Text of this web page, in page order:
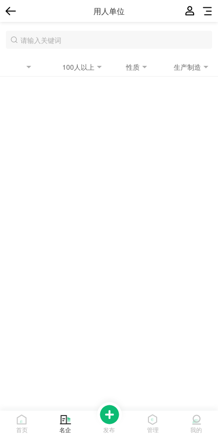
用人单位
100人以上 性质 生产制造
首页 名企 发布 管理 我的